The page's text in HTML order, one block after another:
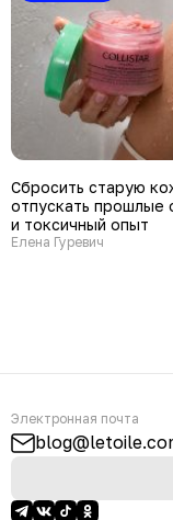
Сбросить старую
отпускать прошлые
и токсичный опыт
Елена Гуревич
Электронная почта